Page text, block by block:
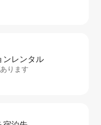
ンレ⁠ン⁠タ⁠ル
ります